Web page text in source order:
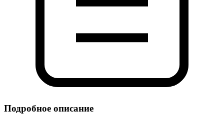
Подробное описание